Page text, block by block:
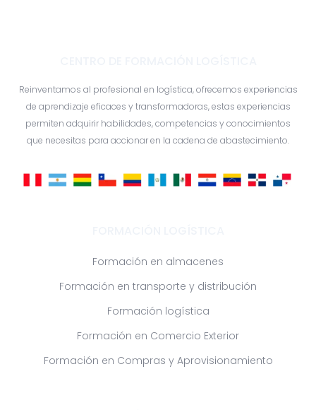
Reinventamos al profesional en logística, ofrecemos experiencias
de aprendizaje eficaces y transformadoras, estas experiencias
permiten adquirir habilidades, competencias y conocimientos
que necesitas para accionar en la cadena de abastecimiento.
Formación en almacenes
Formación en transporte y distribución
Formación logística
Formación en Comercio Exterior
Formación en Compras y Aprovisionamiento